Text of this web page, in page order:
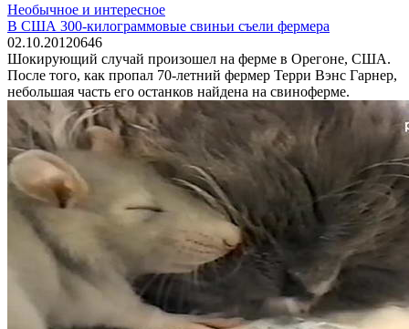
Необычное и интересное
В США 300-килограммовые свиньи съели фермера
02.10.20120646
Шокирующий случай произошел на ферме в Орегоне, США.
После того, как пропал 70-летний фермер Терри Вэнс Гарнер,
небольшая часть его останков найдена на свиноферме.